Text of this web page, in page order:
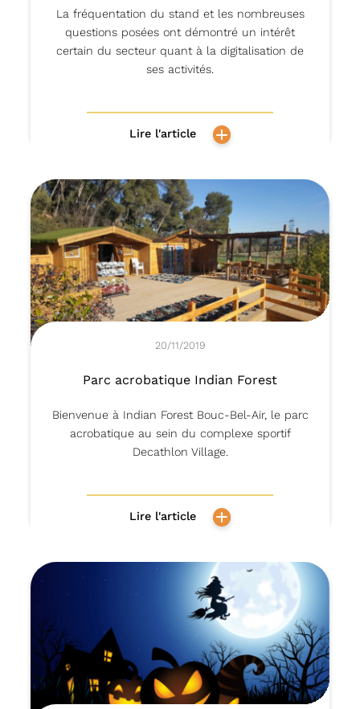
La fréquentation du stand et les nombreuses
questions posées ont démontré un intérêt
certain du secteur quant à la digitalisation de
ses activités.
Lire l'article
20/11/2019
Parc acrobatique Indian Forest
Bienvenue à Indian Forest Bouc-Bel-Air, le parc
acrobatique au sein du complexe sportif
Decathlon Village.
Lire l'article